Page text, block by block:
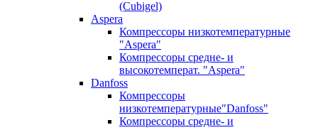
(Cubigel)
Aspera
Компрессоры низкотемпературные
"Aspera"
Компрессоры средне- и
высокотемперат. "Aspera"
Danfoss
Компрессоры
низкотемпературные"Danfoss"
Компрессоры средне- и